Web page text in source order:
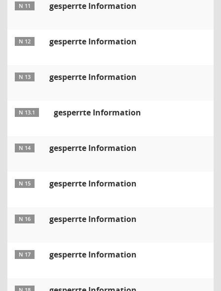
N 11 gesperrte Information
N 12 gesperrte Information
N 13 gesperrte Information
N 13.1 gesperrte Information
N 14 gesperrte Information
N 15 gesperrte Information
N 16 gesperrte Information
N 17 gesperrte Information